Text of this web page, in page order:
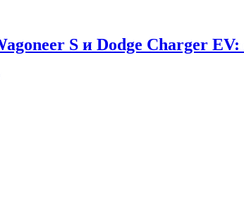
S и Dodge Charger